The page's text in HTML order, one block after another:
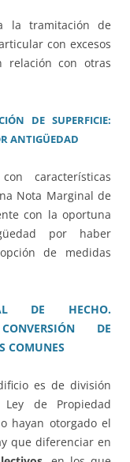
la tramitación de
con excesos
con otras
DE SUPERFICIE:
ANTIGÜEDAD
características
Nota Marginal de
con la oportuna
por haber
de medidas
DE HECHO.
DE
COMUNES
es de división
de Propiedad
hayan otorgado el
que diferenciar en